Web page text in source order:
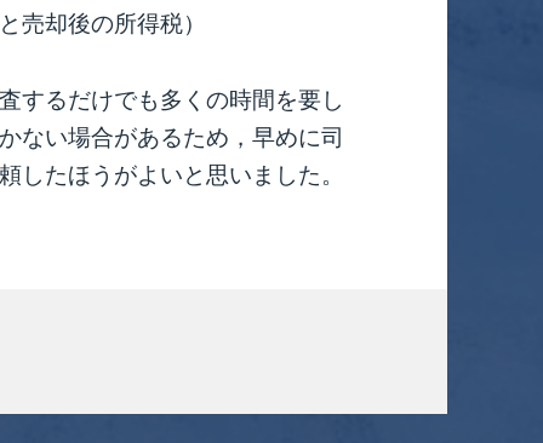
売却後の所得税）
するだけでも多くの時間を要し
ない場合があるため，早めに司
したほうがよいと思いました。